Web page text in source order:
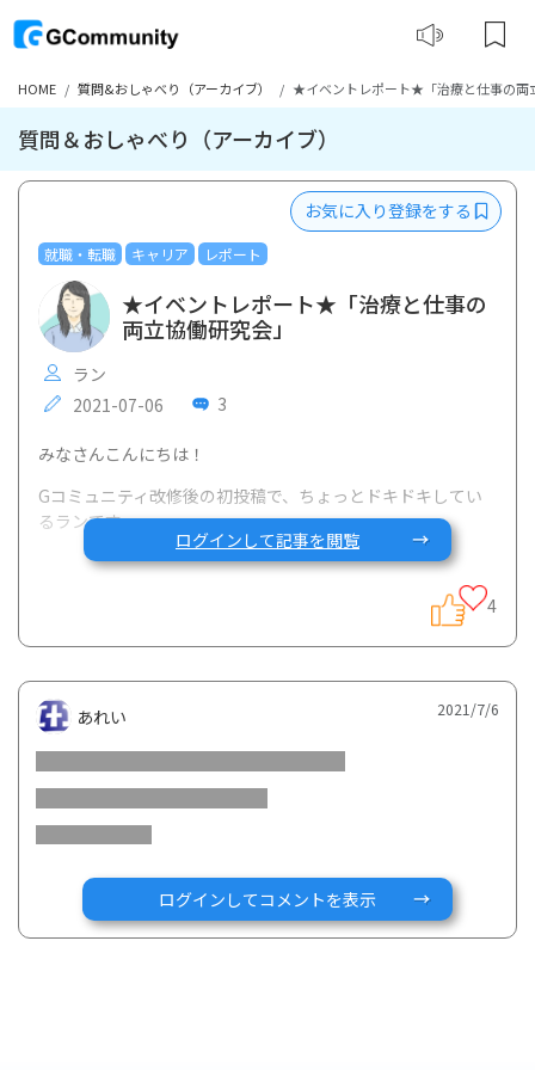
HOME 質問&おしゃべり（アーカイブ） ★イベントレポート★「治療と仕事の両
質問＆おしゃべり（アーカイブ）
就職・転職 キャリア レポート
お気に入り登録をする
★イベントレポート★「治療と仕事の
両立協働研究会」
ラン
2021-07-06
3
みなさんこんにちは！
Gコミュニティ改修後の初投稿で、ちょっとドキドキしてい
るランです。
さて、先週の7月3日(土）に、就労支援ネットワークONE・
中金さんが主宰する「治療と仕事の両立協働研究会」にて、
宮崎さんとGコミュニティでの取り組みについて発表してき
ました。
当日は、リノさんやabqさんにもご参加いただき、質疑応答
にも加わっていただきました。
お忙しいところ、ありがとうございました。
以下、そのイベントレポートをいたします！！
「ONE 治療と仕事の両立協働研究会 テーマレクチャー＆
トークセッション」
ログインして記事を閲覧
4
あれい 2021/7/6
ログインしてコメントを表示